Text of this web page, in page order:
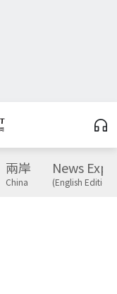
兩岸
China
News
(English Edition)